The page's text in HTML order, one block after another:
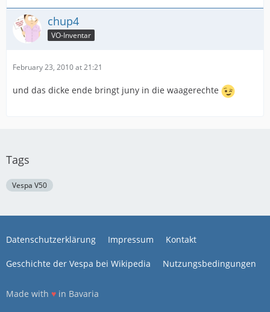
chup4
VO-Inventar
February 23, 2010 at 21:21
und das dicke ende bringt juny in die waagerechte
Tags
Vespa V50
Datenschutzerklärung Impressum Kontakt
Geschichte der Vespa bei Wikipedia Nutzungsbedingungen
Made with ♥ in Bavaria